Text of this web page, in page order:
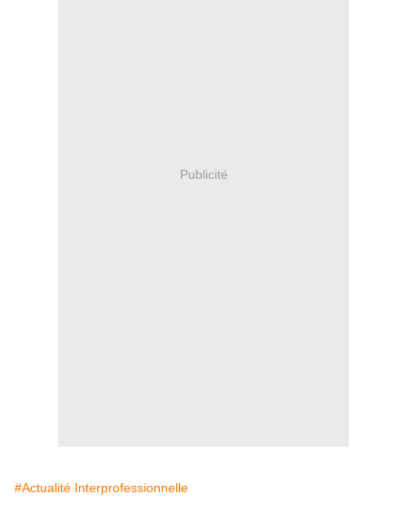
Publicité
#Actualité Interprofessionnelle